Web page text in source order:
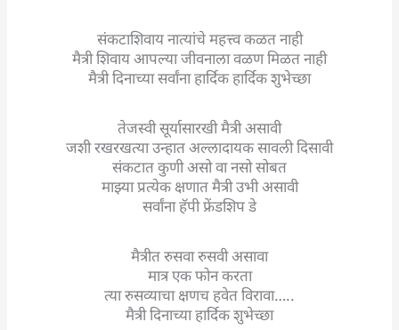
संकटाशिवाय नात्यांचे महत्त्व कळत नाही
मैत्री शिवाय आपल्या जीवनाला वळण मिळत नाही
मैत्री दिनाच्या सर्वांना हार्दिक हार्दिक शुभेच्छा
तेजस्वी सूर्यासारखी मैत्री असावी
जशी रखरखत्या उन्हात अल्लादायक सावली दिसावी
संकटात कुणी असो वा नसो सोबत
माझ्या प्रत्येक क्षणात मैत्री उभी असावी
सर्वांना हॅपी फ्रेंडशिप डे
मैत्रीत रुसवा रुसवी असावा
मात्र एक फोन करता
त्या रुसव्याचा क्षणच हवेत विरावा…..
मैत्री दिनाच्या हार्दिक शुभेच्छा